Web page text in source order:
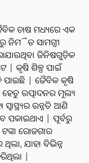
ଚାଷ ମଧ୍ୟରେ ଏକ
ନିର୍ମିତ ସାମଗ୍ରୀ
ଜିନିଷଗୁଡ଼ିକ
| କୃଷି ଶିଳ୍ପ ପାଇଁ
ପାଇଛି | ଜୈବିକ କୃଷି
ହେତୁ ଉତ୍ପାଦନର ମୂଲ୍ୟ
ଉନ୍ନତି ଆଣି
ପକାଇଥାଏ | ପୂର୍ବରୁ
ରୋଜଗାର
ଥିଲା, ଯାହା ବିଭିନ୍ନ
|